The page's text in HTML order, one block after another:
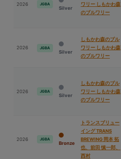
2026 JGBA
Silver
ワリー しもかわ森
のブルワリー
2026 JGBA
Silver
しもかわ森のブル
ワリー しもかわ森
のブルワリー
2026 JGBA
Silver
しもかわ森のブル
ワリー しもかわ森
のブルワリー
2026 JGBA
Bronze
トランスブリュー
イング TRANS
BREWING 岡本 拓
也、前⽥ 慎一郎、
⻄村